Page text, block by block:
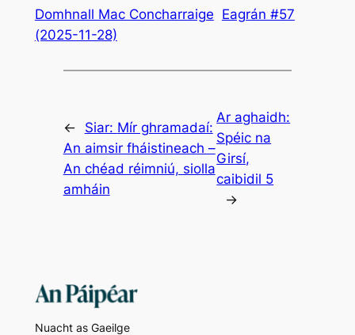
Domhnall Mac Concharraige Eagrán #57
(2025-11-28)
← Siar: Mír ghramadaí:
An aimsir fháistineach –
An chéad réimniú, siolla
amháin
Ar aghaidh:
Spéic na
Girsí,
caibidil 5
→
Nuacht as Gaeilge